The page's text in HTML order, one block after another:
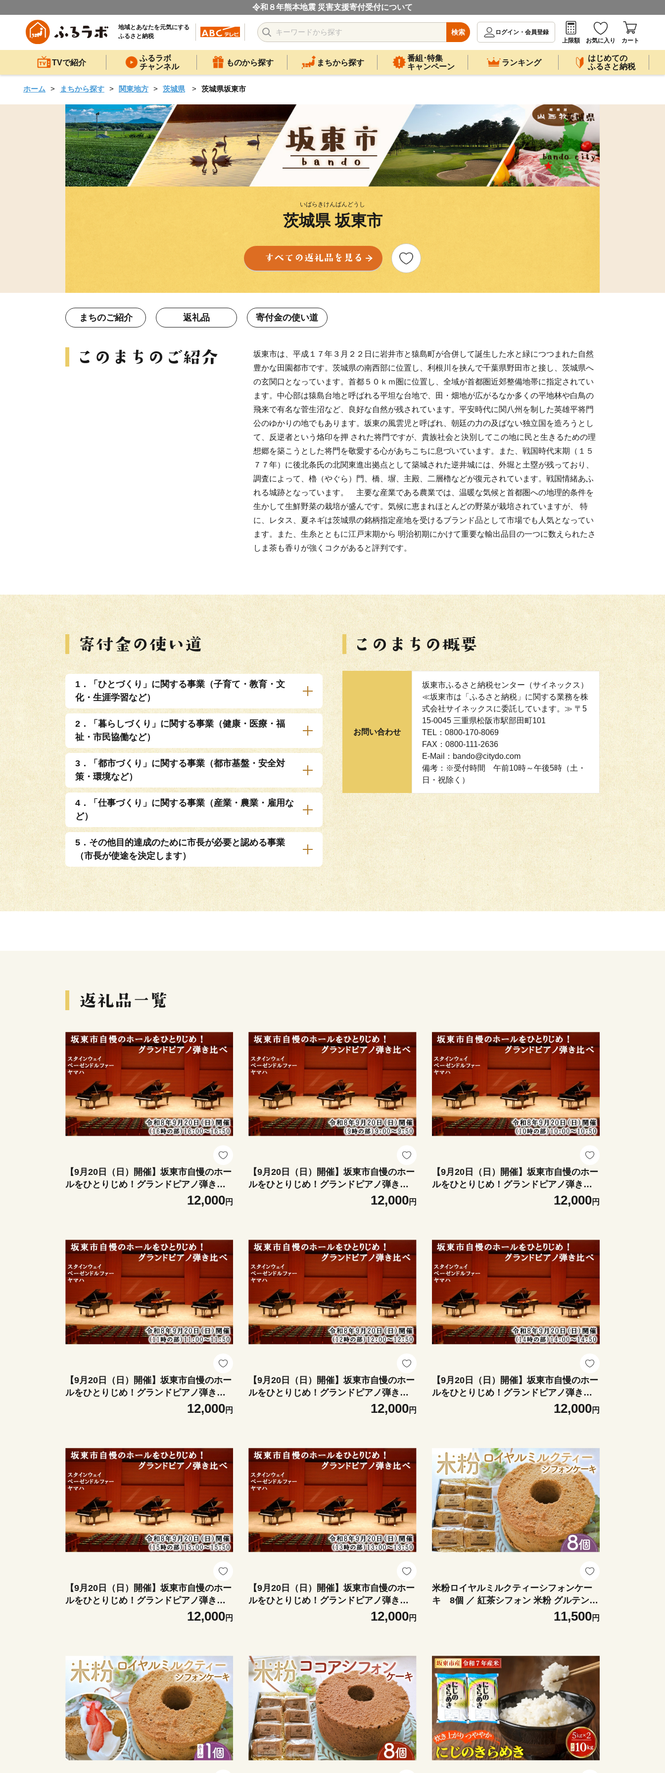
令和８年熊本地震 災害支援寄付受付について
地域とあなたを元気にする
ふるさと納税
検索
ログイン・会員登録
上限額
お気に入り カート
TVで紹介
ふるラボ
チャンネル
ものから探す まちから探す
番組･特集
キャンペーン
ランキング
はじめての
ふるさと納税
ホーム まちから探す 関東地方 茨城県 茨城県坂東市
いばらきけんばんどうし
茨城県 坂東市
まちのご紹介 返礼品 寄付金の使い道
坂東市は、平成１７年３月２２日に岩井市と猿島町が合併して誕生した水と緑につつまれた自然
豊かな田園都市です。茨城県の南西部に位置し、利根川を挟んで千葉県野田市と接し、茨城県へ
の玄関口となっています。首都５０ｋｍ圏に位置し、全域が首都圏近郊整備地帯に指定されてい
ます。中心部は猿島台地と呼ばれる平坦な台地で、田・畑地が広がるなか多くの平地林や白鳥の
飛来で有名な菅生沼など、良好な自然が残されています。平安時代に関八州を制した英雄平将門
公のゆかりの地でもあります。坂東の風雲児と呼ばれ、朝廷の力の及ばない独立国を造ろうとし
て、反逆者という烙印を押 された将門ですが、貴族社会と決別してこの地に民と生きるための理
想郷を築こうとした将門を敬愛する心があちこちに息づいています。また、戦国時代末期（１５
７７年）に後北条氏の北関東進出拠点として築城された逆井城には、外堀と土塁が残っており、
調査によって、櫓（やぐら）門、橋、塀、主殿、二層櫓などが復元されています。戦国情緒あふ
れる城跡となっています。 主要な産業である農業では、温暖な気候と首都圏への地理的条件を
生かして生鮮野菜の栽培が盛んです。気候に恵まれほとんどの野菜が栽培されていますが、 特
に、レタス、夏ネギは茨城県の銘柄指定産地を受けるブランド品として市場でも人気となってい
ます。また、生糸とともに江戸末期から 明治初期にかけて重要な輸出品目の一つに数えられたさ
しま茶も香りが強くコクがあると評判です。
1．「ひとづくり」に関する事業（子育て・教育・文
化・生涯学習など）
2．「暮らしづくり」に関する事業（健康・医療・福
祉・市民協働など）
3．「都市づくり」に関する事業（都市基盤・安全対
策・環境など）
4．「仕事づくり」に関する事業（産業・農業・雇用な
ど）
5．その他目的達成のために市長が必要と認める事業
（市長が使途を決定します）
お問い合わせ
坂東市ふるさと納税センター（サイネックス）
≪坂東市は「ふるさと納税」に関する業務を株
式会社サイネックスに委託しています。≫ 〒5
15-0045 三重県松阪市駅部田町101
TEL：0800-170-8069
FAX：0800-111-2636
E-Mail：bando@citydo.com
備考：※受付時間 午前10時～午後5時（土・
日・祝除く）
【9月20日（日）開催】坂東市自慢のホー
ルをひとりじめ！グランドピアノ弾き比
べ（16時の部） ／ グランドピアノ 弾き
比べ スタインウェイ ベーゼンドルファー
演奏動画 撮影OK ピアノ好き 音楽体験 茨
12,000円
【9月20日（日）開催】坂東市自慢のホー
ルをひとりじめ！グランドピアノ弾き比
べ（9時の部） ／ グランドピアノ 弾き比
べ スタインウェイ ベーゼンドルファー ヤ
奏動画 撮影OK ピアノ好き 音楽体験 茨城
12,000円
【9月20日（日）開催】坂東市自慢のホー
ルをひとりじめ！グランドピアノ弾き比
べ（10時の部） ／ グランドピアノ 弾き
比べ スタインウェイ ベーゼンドルファー
演奏動画 撮影OK ピアノ好き 音楽体験 茨
12,000円
【9月20日（日）開催】坂東市自慢のホー
ルをひとりじめ！グランドピアノ弾き比
べ（11時の部） ／ グランドピアノ 弾き
比べ スタインウェイ ベーゼンドルファー
演奏動画 撮影OK ピアノ好き 音楽体験 茨
12,000円
【9月20日（日）開催】坂東市自慢のホー
ルをひとりじめ！グランドピアノ弾き比
べ（12時の部） ／ グランドピアノ 弾き
比べ スタインウェイ ベーゼンドルファー
演奏動画 撮影OK ピアノ好き 音楽体験 茨
12,000円
【9月20日（日）開催】坂東市自慢のホー
ルをひとりじめ！グランドピアノ弾き比
べ（14時の部） ／ グランドピアノ 弾き
比べ スタインウェイ ベーゼンドルファー
演奏動画 撮影OK ピアノ好き 音楽体験 茨
城県 No.416-06
12,000円
【9月20日（日）開催】坂東市自慢のホー
ルをひとりじめ！グランドピアノ弾き比
べ（15時の部） ／ グランドピアノ 弾き
比べ スタインウェイ ベーゼンドルファー
演奏動画 撮影OK ピアノ好き 音楽体験 茨
城県 No.416-07
12,000円
【9月20日（日）開催】坂東市自慢のホー
ルをひとりじめ！グランドピアノ弾き比
べ（13時の部） ／ グランドピアノ 弾き
比べ スタインウェイ ベーゼンドルファー
演奏動画 撮影OK ピアノ好き 音楽体験 茨
城県 No.416-05
12,000円
米粉ロイヤルミルクティーシフォンケー
キ 8個 ／ 紅茶シフォン 米粉 グルテンフ
リー 小麦不使用 乳製品不使用 保存料不使
用 米粉スイーツ オーガニック豆乳 きび砂
11,500円